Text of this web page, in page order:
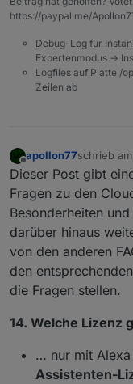
https://paypal.me/
Debug-Log für
Expertenmodus ->
Logfiles auf Platte /
Zeilen ab
Offline
apollon77schrieb am
zuletzt
Dieser Post gibt
Fragen zu den
Besonderheiten
darüber hinaus
von den anderen
den
die Fragen stellen.
14. Welche Lizenz
… nur mit Alexa
Assistenten-